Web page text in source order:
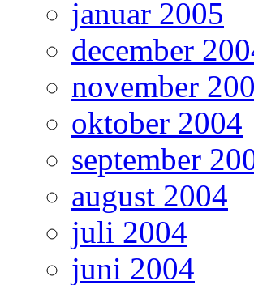
januar 2005
december
november
oktober 2004
september
august 2004
juli 2004
juni 2004